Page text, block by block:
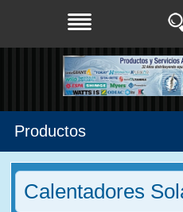
Productos
Calentadores